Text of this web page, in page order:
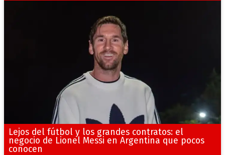
Lejos del fútbol y los grandes contratos: el
negocio de Lionel Messi en Argentina que pocos
conocen